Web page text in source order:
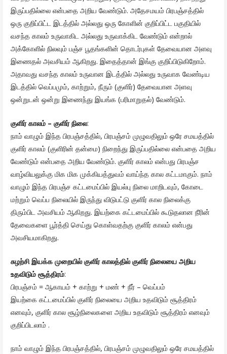
இருப்பதில்லை என்பதை அறிய வேண்டும். அதேசமயம் பிரபஞ்சத்தில்
ஒரு குறிப்பிட்ட இடத்தில் அல்லது ஒரு கோளின் குறிப்பிட்ட பகுதியில்
வசந்த காலம் உருவாகிட அல்லது உருவாக்கிட வேண்டும் என்றால்
அக்கோளில் நிலவும் பஞ்ச பூதங்களின் தொடர்புகள் தேவையான அளவு
இணைதல் அவசியம் ஆகிறது. இதைத்தான் இங்கு குறிப்பிடுகிறோம்.
அதாவது வசந்த காலம் உருவான இடத்தில் அல்லது உருவாக வேண்டிய
இடத்தில் வெப்பமும், காற்றும், நீரும் (குளிர்) தேவையான அளவு
ஒன்றுடன் ஒன்று இணைந்து இயங்க (பரிமாறுதல்) வேண்டும்.
குளிர் காலம் – குளிர் நிலை:
நாம் வாழும் இந்த பிரபஞ்சத்தில், பிரபஞ்சம் முழுவதிலும் ஒரே சமயத்தில்
குளிர் காலம் (குளிரின் தன்மை) நிறைந்து இருப்பதில்லை என்பதை அறிய
வேண்டும் என்பதை அறிய வேண்டும். குளிர் காலம் என்பது பிரபஞ்ச
வாழ்வியலுக்கு மிக மிக முக்கியத்துவம் வாய்ந்த கால கட்டமாகும். நாம்
வாழும் இந்த பிரபஞ்ச கட்டமைப்பில் இயல்பு நிலை மாறிடவும், கோடை
மற்றும் வெப்ப நிலையில் இருந்து விடுபட்டு குளிர் கால நிலைக்கு
திரும்பிட அவசியம் ஆகிறது. இயற்கை கட்டமைப்பில் கூடுதலான நீரின்
தேவைகளை பூர்த்தி செய்து கொள்வதற்கு குளிர் காலம் என்பது
அவசியமாகிறது.
சுழற்சி இயக்க முறையில் குளிர் காலத்தில் குளிர் நிலையை அறிய
உதவிடும் சூத்திரம்:
பிரபஞ்சம் = ஆகாயம் + காற்று + மண் + நீர் – வெப்பம்
இயற்கை கட்டமைப்பில் குளிர் நிலையை அறிய உதவிடும் சூத்திரம்
எனவும், குளிர் கால சூழ்நிலைகளை அறிய உதவிடும் சூத்திரம் எனவும்
குறிப்பிடலாம் .
நாம் வாழும் இந்த பிரபஞ்சத்தில், பிரபஞ்சம் முழுவதிலும் ஒரே சமயத்தில்